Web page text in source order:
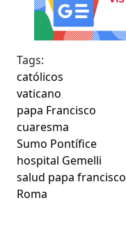
Tags:
católicos
vaticano
papa Francisco
cuaresma
Sumo Pontífice
hospital Gemelli
salud papa francisco
Roma